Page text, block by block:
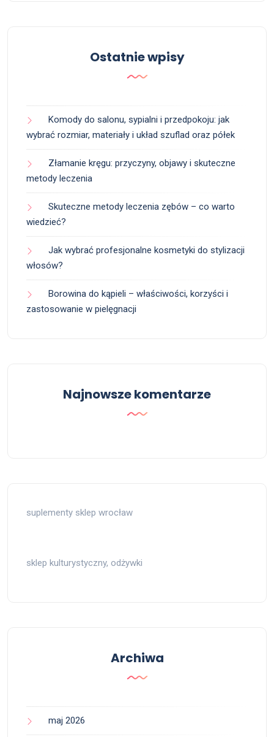
Ostatnie wpisy
Komody do salonu, sypialni i przedpokoju: jak
wybrać rozmiar, materiały i układ szuflad oraz półek
Złamanie kręgu: przyczyny, objawy i skuteczne
metody leczenia
Skuteczne metody leczenia zębów – co warto
wiedzieć?
Jak wybrać profesjonalne kosmetyki do stylizacji
włosów?
Borowina do kąpieli – właściwości, korzyści i
zastosowanie w pielęgnacji
Najnowsze komentarze
suplementy sklep wrocław
sklep kulturystyczny, odżywki
Archiwa
maj 2026